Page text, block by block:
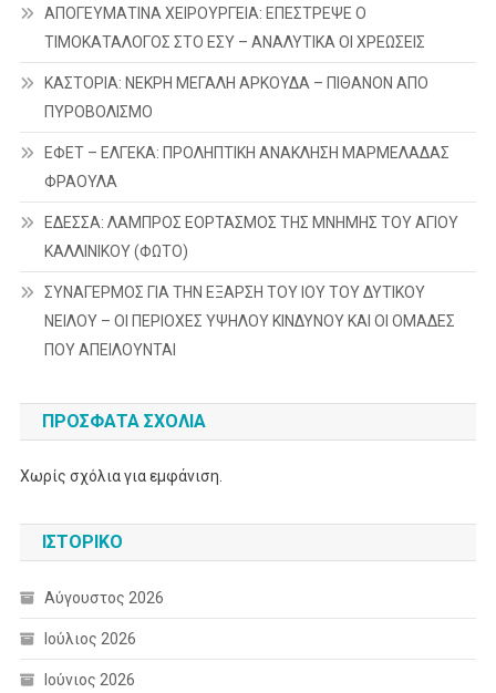
ΑΠΟΓΕΥΜΑΤΙΝΑ ΧΕΙΡΟΥΡΓΕΙΑ: ΕΠΕΣΤΡΕΨΕ Ο
ΤΙΜΟΚΑΤΑΛΟΓΟΣ ΣΤΟ ΕΣΥ – ΑΝΑΛΥΤΙΚΑ ΟΙ ΧΡΕΩΣΕΙΣ
ΚΑΣΤΟΡΙΑ: ΝΕΚΡΗ ΜΕΓΑΛΗ ΑΡΚΟΥΔΑ – ΠΙΘΑΝΟΝ ΑΠΟ
ΠΥΡΟΒΟΛΙΣΜΟ
ΕΦΕΤ – ΕΛΓΕΚΑ: ΠΡΟΛΗΠΤΙΚΗ ΑΝΑΚΛΗΣΗ ΜΑΡΜΕΛΑΔΑΣ
ΦΡΑΟΥΛΑ
ΕΔΕΣΣΑ: ΛΑΜΠΡΟΣ ΕΟΡΤΑΣΜΟΣ ΤΗΣ ΜΝΗΜΗΣ ΤΟΥ ΑΓΙΟΥ
ΚΑΛΛΙΝΙΚΟΥ (ΦΩΤΟ)
ΣΥΝΑΓΕΡΜΟΣ ΓΙΑ ΤΗΝ ΕΞΑΡΣΗ ΤΟΥ ΙΟΥ ΤΟΥ ΔΥΤΙΚΟΥ
ΝΕΙΛΟΥ – ΟΙ ΠΕΡΙΟΧΕΣ ΥΨΗΛΟΥ ΚΙΝΔΥΝΟΥ ΚΑΙ ΟΙ ΟΜΑΔΕΣ
ΠΟΥ ΑΠΕΙΛΟΥΝΤΑΙ
ΠΡΌΣΦΑΤΑ ΣΧΌΛΙΑ
Χωρίς σχόλια για εμφάνιση.
ΙΣΤΟΡΙΚΌ
Αύγουστος 2026
Ιούλιος 2026
Ιούνιος 2026